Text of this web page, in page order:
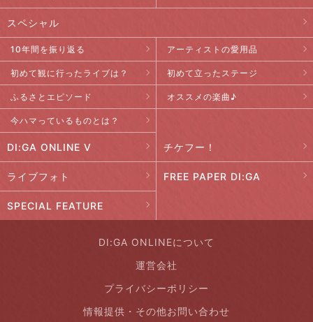
スペシャル
10年間を振り返る アーティストの愛用品
初めて観に行ったライブは？ 初めて立ったステージ
ふるさとエピソード オススメの楽曲♪
今ハマっているものとは？
DI:GA ONLINE V チケフー！
ライブフォト FREE PAPER DI:GA
SPECIAL FEATURE
DI:GA ONLINEについて
運営会社
プライバシーポリシー
情報提供・その他お問い合わせ